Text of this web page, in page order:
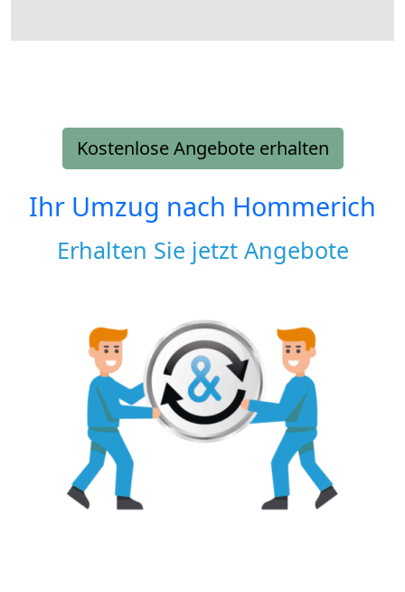
Kostenlose Angebote erhalten
Ihr Umzug nach Hommerich
Erhalten Sie jetzt Angebote